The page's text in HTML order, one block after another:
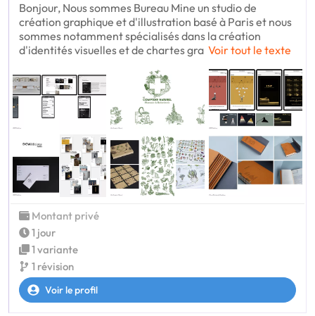
Bonjour, Nous sommes Bureau Mine un studio de
création graphique et d'illustration basé à Paris et nous
sommes notamment spécialisés dans la création
d'identités visuelles et de chartes gra Voir tout le texte
Montant privé
1 jour
1 variante
1 révision
Voir le profil